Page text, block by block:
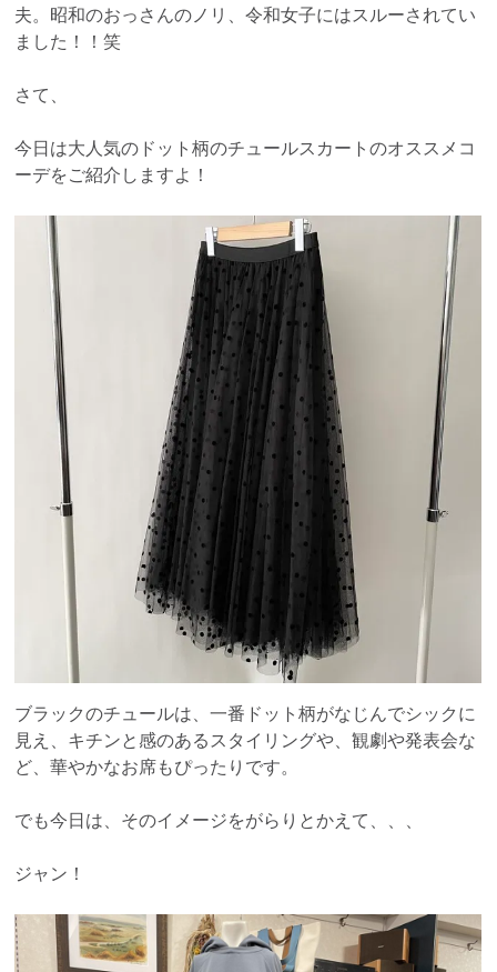
夫。昭和のおっさんのノリ、令和女子にはスルーされてい
ました！！笑
さて、
今日は大人気のドット柄のチュールスカートのオススメコ
ーデをご紹介しますよ！
ブラックのチュールは、一番ドット柄がなじんでシックに
見え、キチンと感のあるスタイリングや、観劇や発表会な
ど、華やかなお席もぴったりです。
でも今日は、そのイメージをがらりとかえて、、、
ジャン！